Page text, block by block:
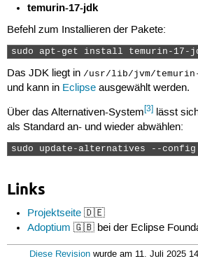
temurin-17-jdk
Befehl zum Installieren der Pakete:
sudo apt-get install temurin-17-
Das JDK liegt in /usr/lib/jvm/temurin-
und kann in Eclipseausgewählt werden.
Über das Alternativen-System[3]lässt
als Standard an- und wieder abwählen:
sudo update-alternatives --
Links
Projektseite 🇩🇪
Adoptium 🇬🇧 bei der Eclipse
Diese Revision wurde am 11. Juli 2025